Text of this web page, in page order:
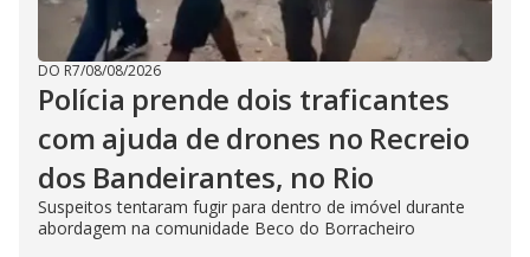
DO R7/08/08/2026
Polícia prende dois traficantes
com ajuda de drones no Recreio
dos Bandeirantes, no Rio
Suspeitos tentaram fugir para dentro de imóvel durante
abordagem na comunidade Beco do Borracheiro